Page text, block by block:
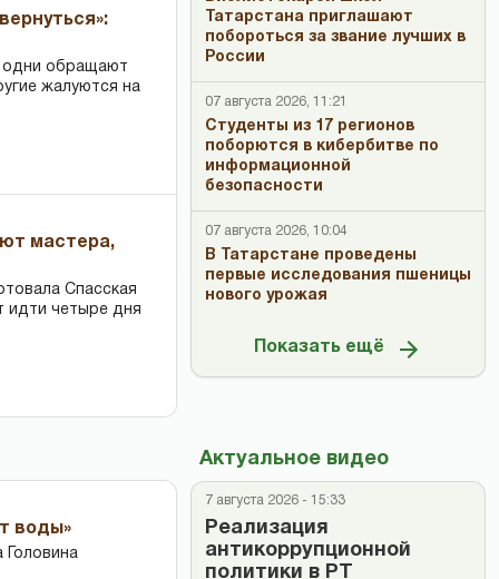
одни обращают
жалуются на
мастера,
Спасская
идти четыре дня
воды»
Татарстана приглашают
побороться за звание лучших в
России
07 августа 2026, 11:21
Студенты из 17 регионов
поборются в кибербитве по
информационной
безопасности
07 августа 2026, 10:04
В Татарстане проведены
первые исследования пшеницы
нового урожая
Показать ещё
Актуальное видео
7 августа 2026 - 15:33
Реализация
антикоррупционной
политики в РТ